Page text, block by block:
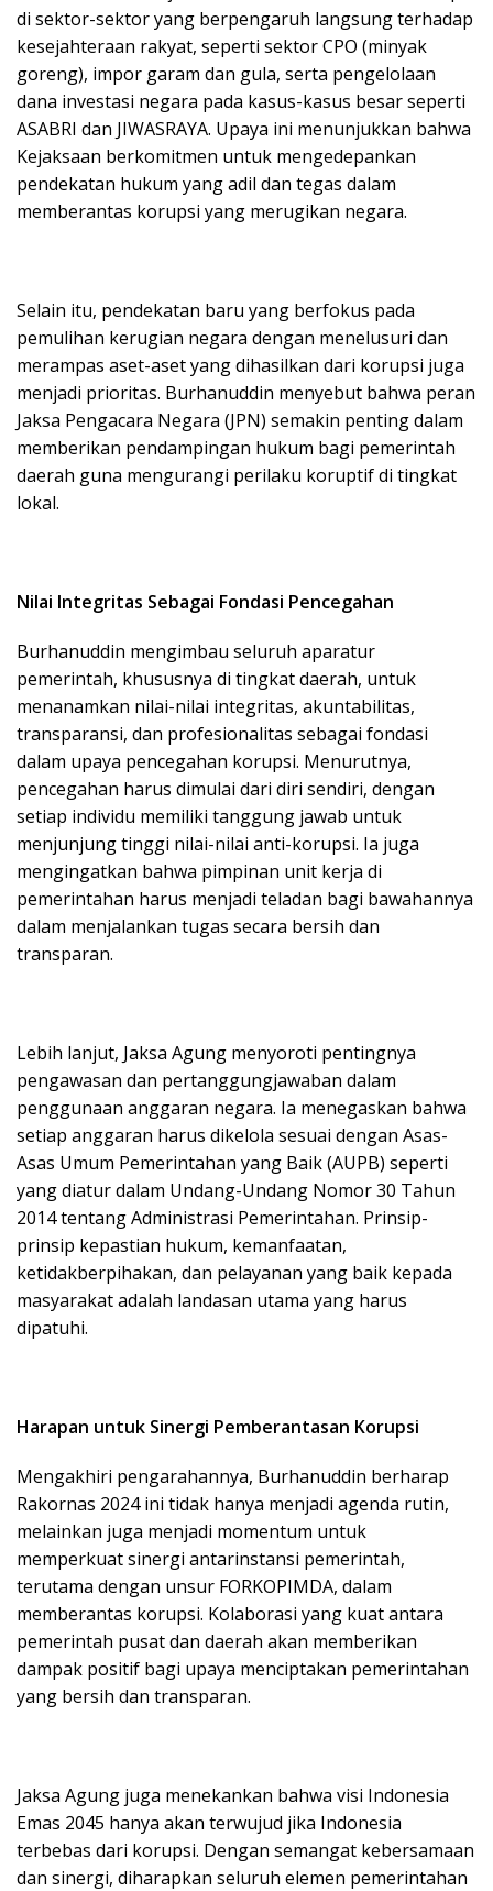
di sektor-sektor yang berpengaruh langsung terhadap
kesejahteraan rakyat, seperti sektor CPO (minyak
goreng), impor garam dan gula, serta pengelolaan
dana investasi negara pada kasus-kasus besar seperti
ASABRI dan JIWASRAYA. Upaya ini menunjukkan bahwa
Kejaksaan berkomitmen untuk mengedepankan
pendekatan hukum yang adil dan tegas dalam
memberantas korupsi yang merugikan negara.
Selain itu, pendekatan baru yang berfokus pada
pemulihan kerugian negara dengan menelusuri dan
merampas aset-aset yang dihasilkan dari korupsi juga
menjadi prioritas. Burhanuddin menyebut bahwa peran
Jaksa Pengacara Negara (JPN) semakin penting dalam
memberikan pendampingan hukum bagi pemerintah
daerah guna mengurangi perilaku koruptif di tingkat
lokal.
Nilai Integritas Sebagai Fondasi Pencegahan
Burhanuddin mengimbau seluruh aparatur
pemerintah, khususnya di tingkat daerah, untuk
menanamkan nilai-nilai integritas, akuntabilitas,
transparansi, dan profesionalitas sebagai fondasi
dalam upaya pencegahan korupsi. Menurutnya,
pencegahan harus dimulai dari diri sendiri, dengan
setiap individu memiliki tanggung jawab untuk
menjunjung tinggi nilai-nilai anti-korupsi. Ia juga
mengingatkan bahwa pimpinan unit kerja di
pemerintahan harus menjadi teladan bagi bawahannya
dalam menjalankan tugas secara bersih dan
transparan.
Lebih lanjut, Jaksa Agung menyoroti pentingnya
pengawasan dan pertanggungjawaban dalam
penggunaan anggaran negara. Ia menegaskan bahwa
setiap anggaran harus dikelola sesuai dengan Asas-
Asas Umum Pemerintahan yang Baik (AUPB) seperti
yang diatur dalam Undang-Undang Nomor 30 Tahun
2014 tentang Administrasi Pemerintahan. Prinsip-
prinsip kepastian hukum, kemanfaatan,
ketidakberpihakan, dan pelayanan yang baik kepada
masyarakat adalah landasan utama yang harus
dipatuhi.
Harapan untuk Sinergi Pemberantasan Korupsi
Mengakhiri pengarahannya, Burhanuddin berharap
Rakornas 2024 ini tidak hanya menjadi agenda rutin,
melainkan juga menjadi momentum untuk
memperkuat sinergi antarinstansi pemerintah,
terutama dengan unsur FORKOPIMDA, dalam
memberantas korupsi. Kolaborasi yang kuat antara
pemerintah pusat dan daerah akan memberikan
dampak positif bagi upaya menciptakan pemerintahan
yang bersih dan transparan.
Jaksa Agung juga menekankan bahwa visi Indonesia
Emas 2045 hanya akan terwujud jika Indonesia
terbebas dari korupsi. Dengan semangat kebersamaan
dan sinergi, diharapkan seluruh elemen pemerintahan